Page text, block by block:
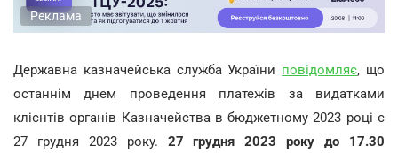
Реклама
Державна казначейська служба України повідомляє, що
останнім днем проведення платежів за видатками
клієнтів органів Казначейства в бюджетному 2023 році є
27 грудня 2023 року. 27 грудня 2023 року до 17.30